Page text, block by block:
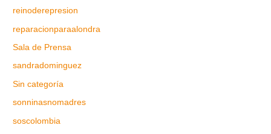
reinoderepresion
reparacionparaalondra
Sala de Prensa
sandradominguez
Sin categoría
sonninasnomadres
soscolombia